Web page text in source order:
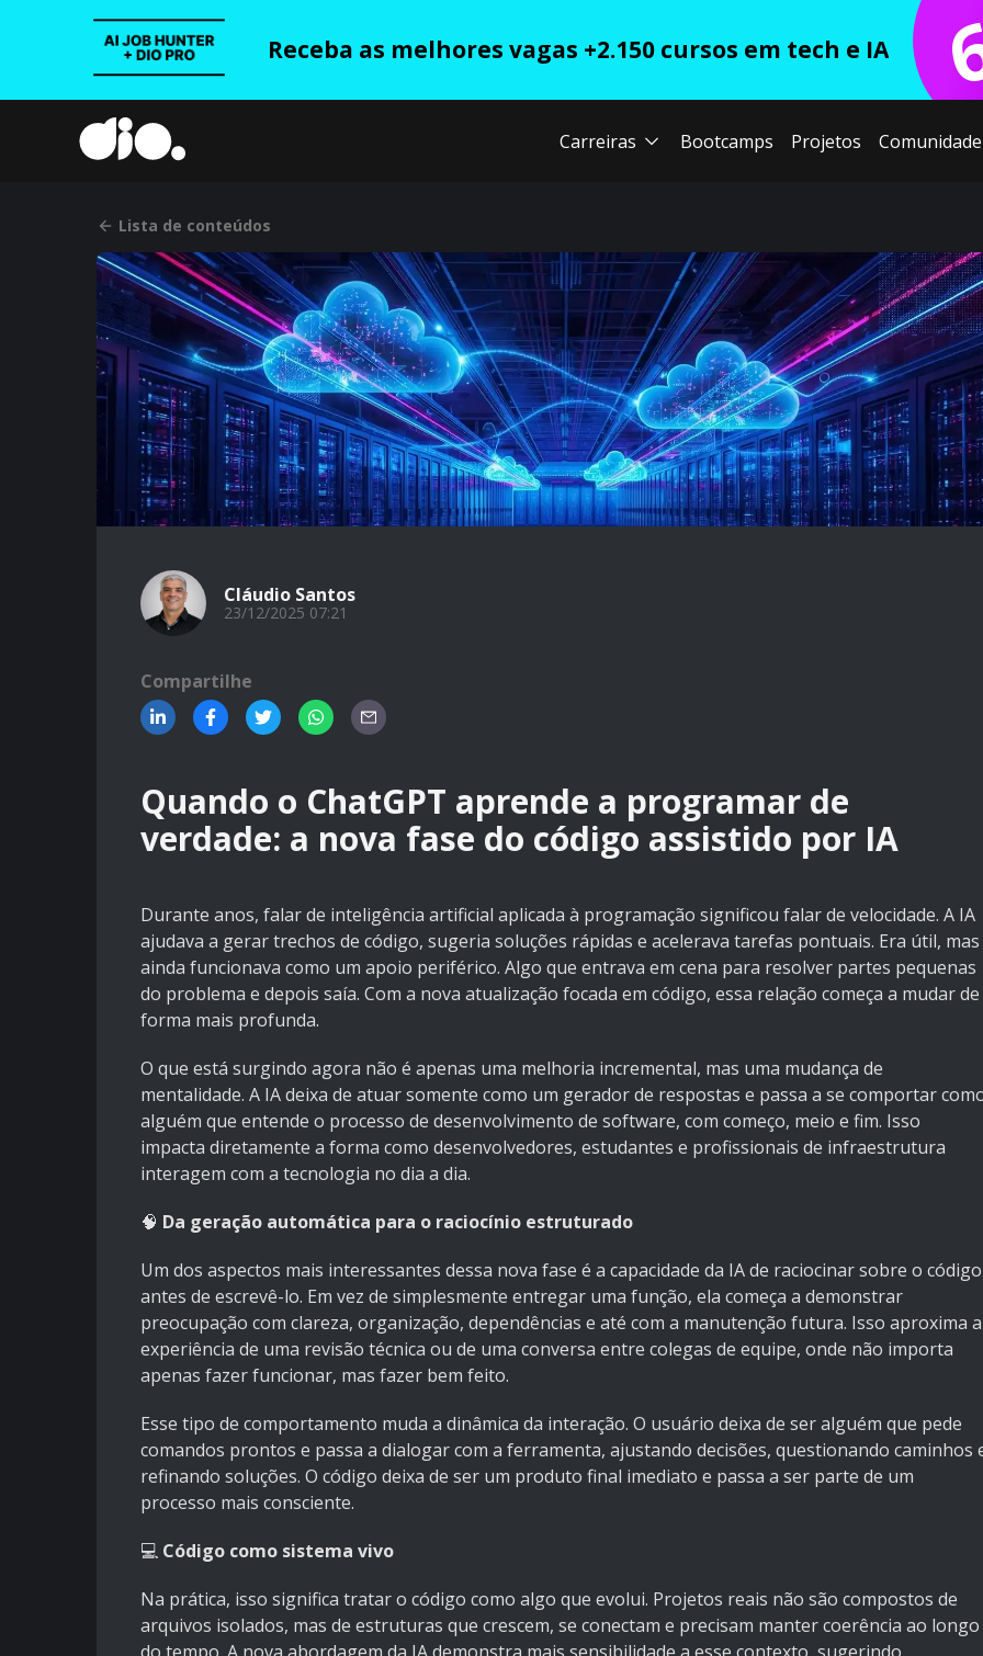
Receba as melhores vagas +2.150 cursos em tech e IA
Carreiras Bootcamps Projetos Comunidade
Lista de conteúdos
Cláudio Santos
23/12/2025 07:21
Compartilhe
Quando o ChatGPT aprende a programar de
verdade: a nova fase do código assistido por IA
Durante anos, falar de inteligência artificial aplicada à programação significou falar de velocidade. A IA
ajudava a gerar trechos de código, sugeria soluções rápidas e acelerava tarefas pontuais. Era útil, mas
ainda funcionava como um apoio periférico. Algo que entrava em cena para resolver partes pequenas
do problema e depois saía. Com a nova atualização focada em código, essa relação começa a mudar de
forma mais profunda.
O que está surgindo agora não é apenas uma melhoria incremental, mas uma mudança de
mentalidade. A IA deixa de atuar somente como um gerador de respostas e passa a se comportar
alguém que entende o processo de desenvolvimento de software, com começo, meio e fim. Isso
impacta diretamente a forma como desenvolvedores, estudantes e profissionais de infraestrutura
interagem com a tecnologia no dia a dia.
🧠 Da geração automática para o raciocínio estruturado
Um dos aspectos mais interessantes dessa nova fase é a capacidade da IA de raciocinar sobre o código
antes de escrevê-lo. Em vez de simplesmente entregar uma função, ela começa a demonstrar
preocupação com clareza, organização, dependências e até com a manutenção futura. Isso aproxima a
experiência de uma revisão técnica ou de uma conversa entre colegas de equipe, onde não importa
apenas fazer funcionar, mas fazer bem feito.
Esse tipo de comportamento muda a dinâmica da interação. O usuário deixa de ser alguém que pede
comandos prontos e passa a dialogar com a ferramenta, ajustando decisões, questionando caminhos
refinando soluções. O código deixa de ser um produto final imediato e passa a ser parte de um
processo mais consciente.
💻 Código como sistema vivo
Na prática, isso significa tratar o código como algo que evolui. Projetos reais não são compostos de
arquivos isolados, mas de estruturas que crescem, se conectam e precisam manter coerência ao longo